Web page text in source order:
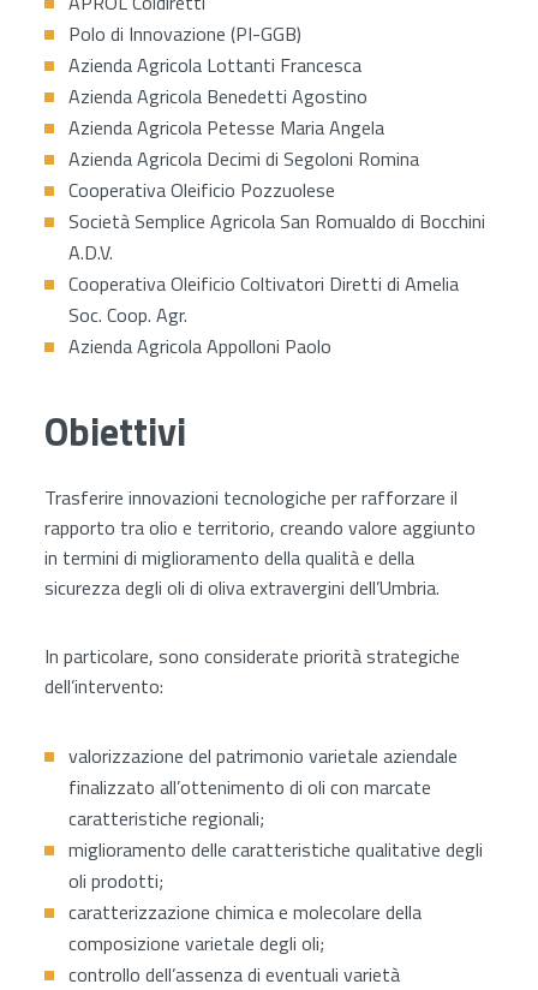
Polo di Innovazione (PI-GGB)
Azienda Agricola Lottanti Francesca
Azienda Agricola Benedetti Agostino
Azienda Agricola Petesse Maria Angela
Azienda Agricola Decimi di Segoloni Romina
Cooperativa Oleificio Pozzuolese
Società Semplice Agricola San Romualdo di Bocchini
A.D.V.
Cooperativa Oleificio Coltivatori Diretti di Amelia
Soc. Coop. Agr.
Azienda Agricola Appolloni Paolo
Obiettivi
Trasferire innovazioni tecnologiche per rafforzare il
rapporto tra olio e territorio, creando valore aggiunto
in termini di miglioramento della qualità e della
sicurezza degli oli di oliva extravergini dell’Umbria.
In particolare, sono considerate priorità strategiche
dell’intervento:
valorizzazione del patrimonio varietale aziendale
finalizzato all’ottenimento di oli con marcate
caratteristiche regionali;
miglioramento delle caratteristiche qualitative degli
oli prodotti;
caratterizzazione chimica e molecolare della
composizione varietale degli oli;
controllo dell’assenza di eventuali varietà